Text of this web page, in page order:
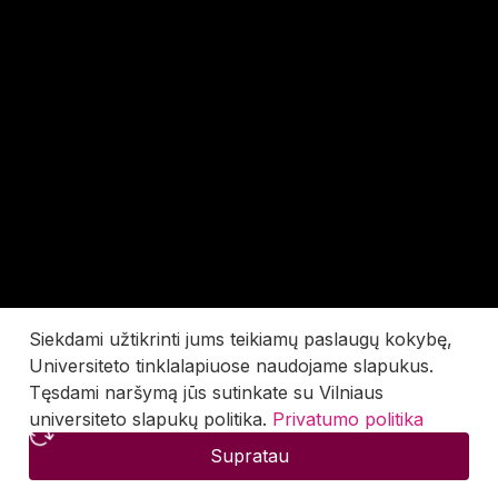
Siekdami užtikrinti jums teikiamų paslaugų kokybę,
Universiteto tinklalapiuose naudojame slapukus.
Tęsdami naršymą jūs sutinkate su Vilniaus
universiteto slapukų politika. Privatumo politika
Supratau